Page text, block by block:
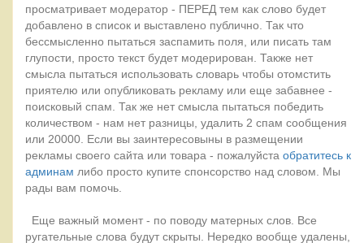
просматривает модератор - ПЕРЕД тем как слово будет
добавлено в список и выставлено публично. Так что
бессмысленно пытаться заспамить поля, или писать там
глупости, просто текст будет модерирован. Также нет
смысла пытаться использовать словарь чтобы отомстить
приятелю или опубликовать рекламу или еще забавнее -
поисковый спам. Так же нет смысла пытаться победить
количеством - нам нет разницы, удалить 2 спам сообщения
или 20000. Если вы заинтересовыны в размещении
рекламы своего сайта или товара - пожалуйста обратитесь к
админам либо просто купите спонсорство над словом. Мы
рады вам помочь.
Еще важный момент - по поводу матерных слов. Все
ругательные слова будут скрыты. Нередко вообще удалены,